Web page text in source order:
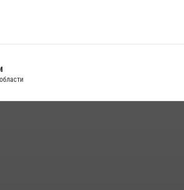
антиобщественное поведение местных